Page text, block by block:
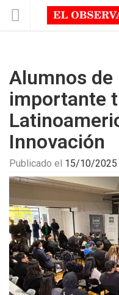
Alumnos de
importante
Innovación
Publicado el 15/10/2025